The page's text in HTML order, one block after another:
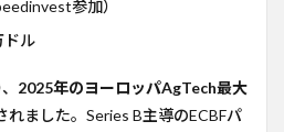
参加）
ドル
2025年のヨーロッパAgTech最大
れました。Series B主導のECBFパ